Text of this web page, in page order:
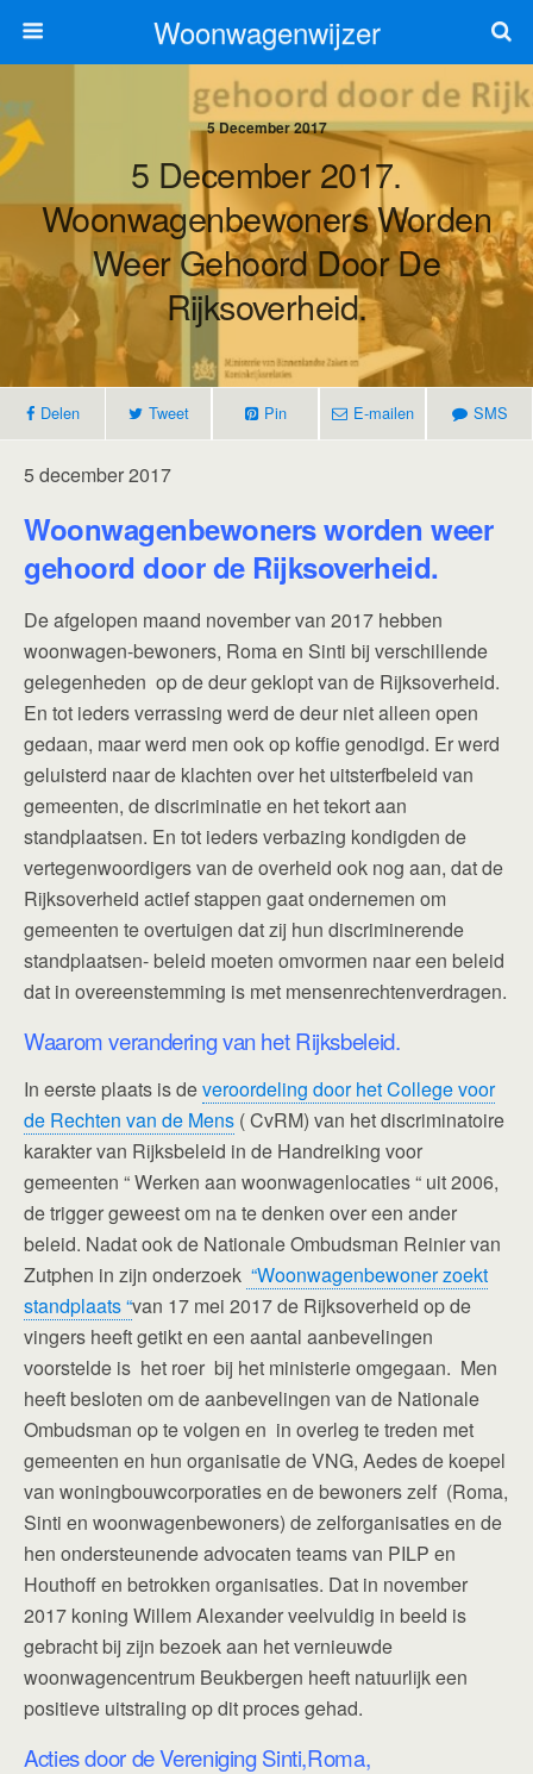
Woonwagenwijzer
5 December 2017
5 December 2017.
Woonwagenbewoners Worden
Weer Gehoord Door De
Rijksoverheid.
Delen Tweet Pin E-mailen SMS
5 december 2017
Woonwagenbewoners worden weer
gehoord door de Rijksoverheid.
De afgelopen maand november van 2017 hebben
woonwagen-bewoners, Roma en Sinti bij verschillende
gelegenheden op de deur geklopt van de Rijksoverheid.
En tot ieders verrassing werd de deur niet alleen open
gedaan, maar werd men ook op koffie genodigd. Er werd
geluisterd naar de klachten over het uitsterfbeleid van
gemeenten, de discriminatie en het tekort aan
standplaatsen. En tot ieders verbazing kondigden de
vertegenwoordigers van de overheid ook nog aan, dat de
Rijksoverheid actief stappen gaat ondernemen om
gemeenten te overtuigen dat zij hun discriminerende
standplaatsen- beleid moeten omvormen naar een beleid
dat in overeenstemming is met mensenrechtenverdragen.
Waarom verandering van het Rijksbeleid.
In eerste plaats is deveroordeling door het College voor
de Rechten van de Mens ( CvRM) van het discriminatoire
karakter van Rijksbeleid in de Handreiking voor
gemeenten “ Werken aan woonwagenlocaties “ uit 2006,
de trigger geweest om na te denken over een ander
beleid. Nadat ook de Nationale Ombudsman Reinier van
Zutphen in zijn onderzoek “Woonwagenbewoner zoekt
standplaats “van 17 mei 2017 de Rijksoverheid op de
vingers heeft getikt en een aantal aanbevelingen
voorstelde is het roer bij het ministerie omgegaan. Men
heeft besloten om de aanbevelingen van de Nationale
Ombudsman op te volgen en in overleg te treden met
gemeenten en hun organisatie de VNG, Aedes de koepel
van woningbouwcorporaties en de bewoners zelf (Roma,
Sinti en woonwagenbewoners) de zelforganisaties en de
hen ondersteunende advocaten teams van PILP en
Houthoff en betrokken organisaties. Dat in november
2017 koning Willem Alexander veelvuldig in beeld is
gebracht bij zijn bezoek aan het vernieuwde
woonwagencentrum Beukbergen heeft natuurlijk een
positieve uitstraling op dit proces gehad.
Acties door de Vereniging Sinti,Roma,